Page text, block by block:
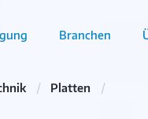
Branchen
Platten